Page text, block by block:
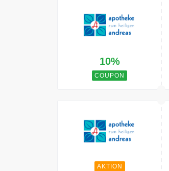
10%
COUPON
AKTION